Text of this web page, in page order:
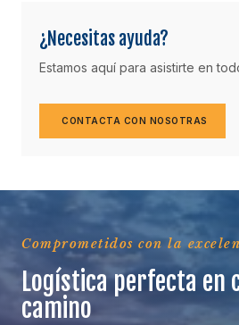
¿Necesitas ayuda?
Estamos aquí para asistirte en
CONTACTA CON NOSOTRAS
Comprometidos con la
Logística perfecta en
camino